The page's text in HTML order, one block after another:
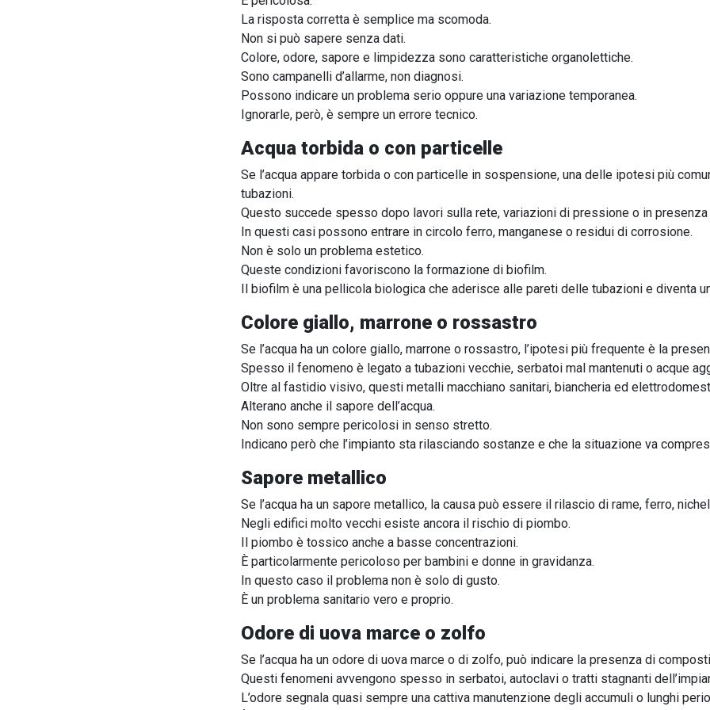
La risposta corretta è semplice ma scomoda.
Non si può sapere senza dati.
Colore, odore, sapore e limpidezza sono caratteristiche organolettiche.
Sono campanelli d’allarme, non diagnosi.
Possono indicare un problema serio oppure una variazione temporanea.
Ignorarle, però, è sempre un errore tecnico.
Acqua torbida o con particelle
Se l’acqua appare torbida o con particelle in sospensione, una delle ipotesi più
tubazioni.
Questo succede spesso dopo lavori sulla rete, variazioni di pressione o in
In questi casi possono entrare in circolo ferro, manganese o residui di corrosione.
Non è solo un problema estetico.
Queste condizioni favoriscono la formazione di biofilm.
Il biofilm è una pellicola biologica che aderisce alle pareti delle tubazioni e diventa
Colore giallo, marrone o rossastro
Se l’acqua ha un colore giallo, marrone o rossastro, l’ipotesi più frequente è la
Spesso il fenomeno è legato a tubazioni vecchie, serbatoi mal mantenuti o acque
Oltre al fastidio visivo, questi metalli macchiano sanitari, biancheria ed
Alterano anche il sapore dell’acqua.
Non sono sempre pericolosi in senso stretto.
Indicano però che l’impianto sta rilasciando sostanze e che la situazione va
Sapore metallico
Se l’acqua ha un sapore metallico, la causa può essere il rilascio di rame, ferro,
Negli edifici molto vecchi esiste ancora il rischio di piombo.
Il piombo è tossico anche a basse concentrazioni.
È particolarmente pericoloso per bambini e donne in gravidanza.
In questo caso il problema non è solo di gusto.
È un problema sanitario vero e proprio.
Odore di uova marce o zolfo
Se l’acqua ha un odore di uova marce o di zolfo, può indicare la presenza di
Questi fenomeni avvengono spesso in serbatoi, autoclavi o tratti stagnanti
L’odore segnala quasi sempre una cattiva manutenzione degli accumuli o lunghi